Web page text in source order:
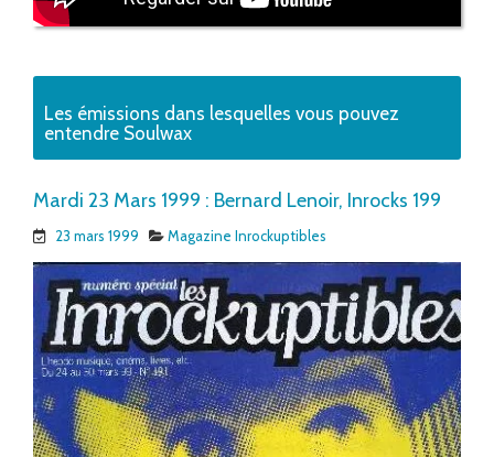
Les émissions dans lesquelles vous pouvez
entendre Soulwax
Mardi 23 Mars 1999 : Bernard Lenoir, Inrocks 199
23 mars 1999 Magazine Inrockuptibles